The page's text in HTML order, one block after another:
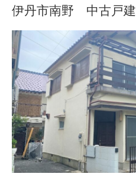
伊丹市南野 中古戸